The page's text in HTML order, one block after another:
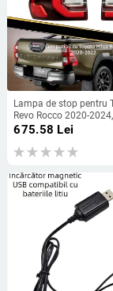
Lampa de stop pentru
Revo Rocco 2020-
material, putere sursă
675.58 Lei